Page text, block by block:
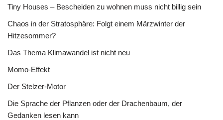
Tiny Houses – Bescheiden zu wohnen muss nicht billig sein
Chaos in der Stratosphäre: Folgt einem Märzwinter der
Hitzesommer?
Das Thema Klimawandel ist nicht neu
Momo-Effekt
Der Stelzer-Motor
Die Sprache der Pflanzen oder der Drachenbaum, der
Gedanken lesen kann